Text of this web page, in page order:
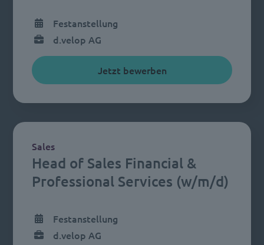
Festanstellung
d.velop AG
Jetzt bewerben
Head of Sales Financial &
Professional Services (w/m/d)
Sales
Festanstellung
d.velop AG